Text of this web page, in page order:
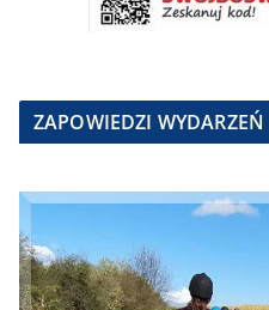
ZAPOWIEDZI WYDARZEŃ